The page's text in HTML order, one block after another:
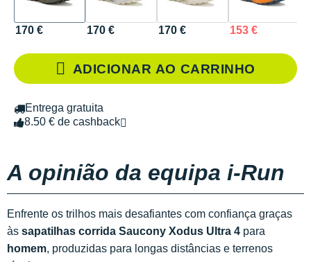
170 € 170 € 170 € 153 €
ADICIONAR AO CARRINHO
Entrega gratuita
8.50 € de cashback
A opinião da equipa i-Run
Enfrente os trilhos mais desafiantes com confiança graças
às sapatilhas corrida Saucony Xodus Ultra 4 para
homem, produzidas para longas distâncias e terrenos